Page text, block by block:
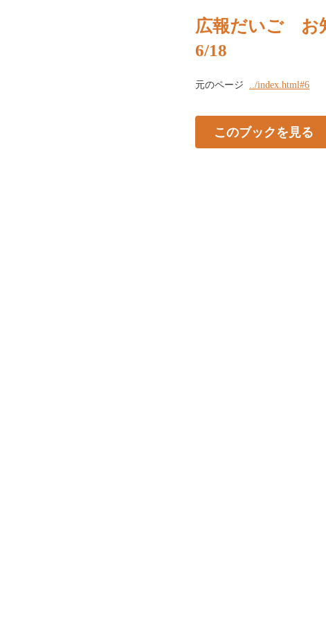
広報だいご お
6/18
元のページ ../index.html#6
このブックを見る